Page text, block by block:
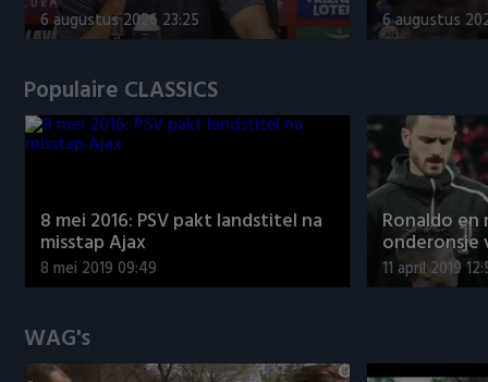
6 augustus 2026 23:25 6 augustus
Populaire CLASSICS
8 mei 2016: PSV pakt landstitel na
misstap Ajax
8 mei 2019 09:49
Ronaldo
onderonsje
11 april 2019
WAG's